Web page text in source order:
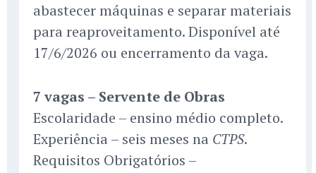
abastecer máquinas e separar materiais
para reaproveitamento. Disponível até
17/6/2026 ou encerramento da vaga.
7 vagas – Servente de Obras
Escolaridade – ensino médio completo.
Experiência – seis meses na CTPS.
Requisitos Obrigatórios –